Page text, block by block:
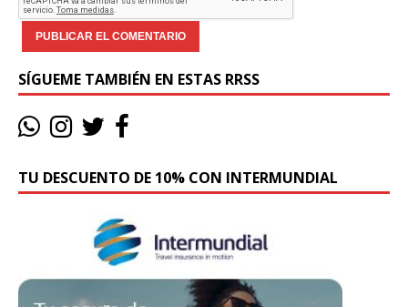
SÍGUEME TAMBIÉN EN ESTAS RRSS
TU DESCUENTO DE 10% CON INTERMUNDIAL